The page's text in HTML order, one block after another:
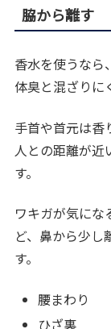
脇から離す
香水を使うなら
体臭と混ざりに
手首や首元は香
人との距離が近
す。
ワキガが気にな
ど、鼻から少
す。
腰まわり
ひざ裏